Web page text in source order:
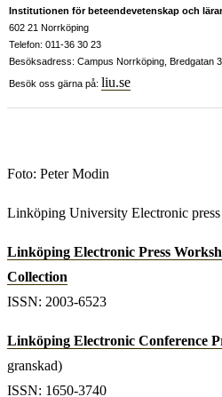
Institutionen för beteendevetenskap och
602 21 Norrköping
Telefon: 011-36 30 23
Besöksadress: Campus Norrköping, Bredgatan
Besök oss gärna på: liu.se
Foto: Peter Modin
Linköping University Electronic press
Linköping Electronic Press
Collection
ISSN: 2003-6523
Linköping Electronic Conference
granskad)
ISSN: 1650-3740